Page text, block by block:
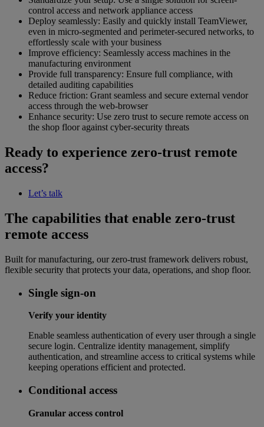
control access and network appliance access
Deploy seamlessly: Easily and quickly install TeamViewer,
even in micro-segmented and perimeter-secured networks, to
effortlessly scale with your business
Improve efficiency: Seamlessly access machines in the
manufacturing environment
Provide full transparency: Ensure full compliance, with
detailed auditing capabilities
Reduce friction: Grant seamless and secure external vendor
access through the web-browser
Enhance security: Use zero trust to secure remote access on
the shop floor against cyber-security threats
Ready to experience zero-trust remote
access?
Let’s talk
The capabilities that enable zero-trust
remote access
Built for manufacturing, our zero-trust framework delivers robust,
flexible security that protects your data, operations, and shop floor.
Single sign-on
Verify your identity
Enable seamless authentication of every user through a single
secure login. Centralize identity management, simplify
authentication, and streamline access to critical systems while
keeping operations efficient and protected.
Conditional access
Granular access control